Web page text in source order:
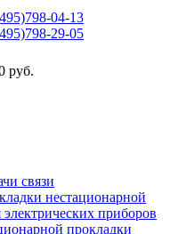
04-13
29-05
руб.
связи
нестационарной
приборов
прокладки